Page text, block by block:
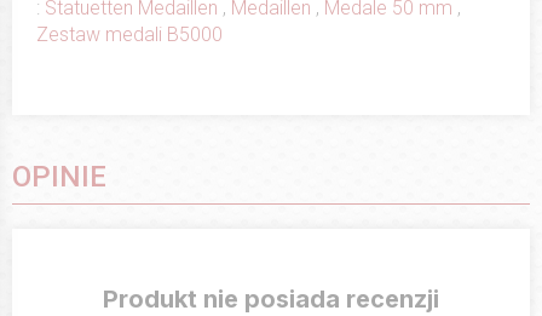
: Statuetten Medaillen , Medaillen , Medale 50 mm ,
Zestaw medali B5000
OPINIE
Produkt nie posiada recenzji